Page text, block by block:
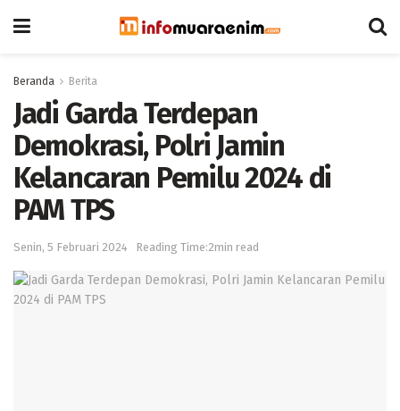
Beranda Berita
Jadi Garda Terdepan
Demokrasi, Polri Jamin
Kelancaran Pemilu 2024 di
PAM TPS
Senin, 5 Februari 2024 Reading Time:2min read